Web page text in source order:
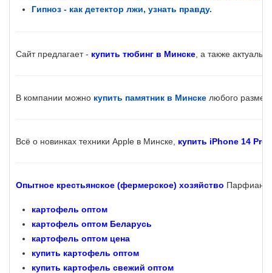
Гипноз - как детектор лжи, узнать правду.
Сайт предлагает - купить тюбинг в Минске , а также
В компании можно купить памятник в Минске любого
Всё о новинках техники Apple в Минске, купить iPhone 14 Pro
Опытное крестьянское (фермерское) хозяйство
картофель оптом
картофель оптом Беларусь
картофель оптом цена
купить картофель оптом
купить картофель свежий оптом